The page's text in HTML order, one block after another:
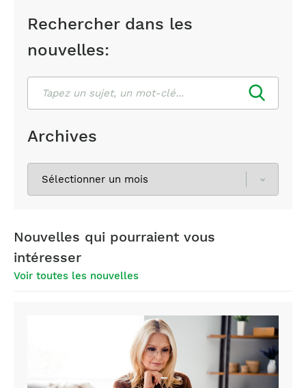
Rechercher dans les
nouvelles:
Archives
Nouvelles qui pourraient vous
intéresser
Voir toutes les nouvelles